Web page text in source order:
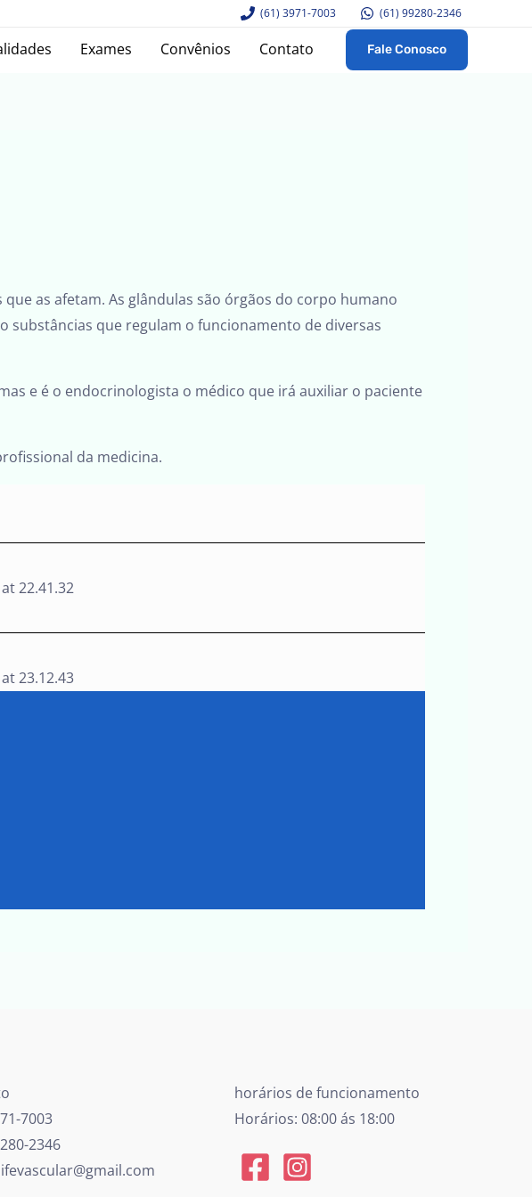
(61) 3971-7003 (61) 99280-2346
Exames Convênios Contato Fale Conosco
as afetam. As glândulas são órgãos do corpo humano
substâncias que regulam o funcionamento de diversas
e é o endocrinologista o médico que irá auxiliar o paciente
da medicina.
7003
2346
horários de funcionamento
Horários: 08:00 ás 18:00